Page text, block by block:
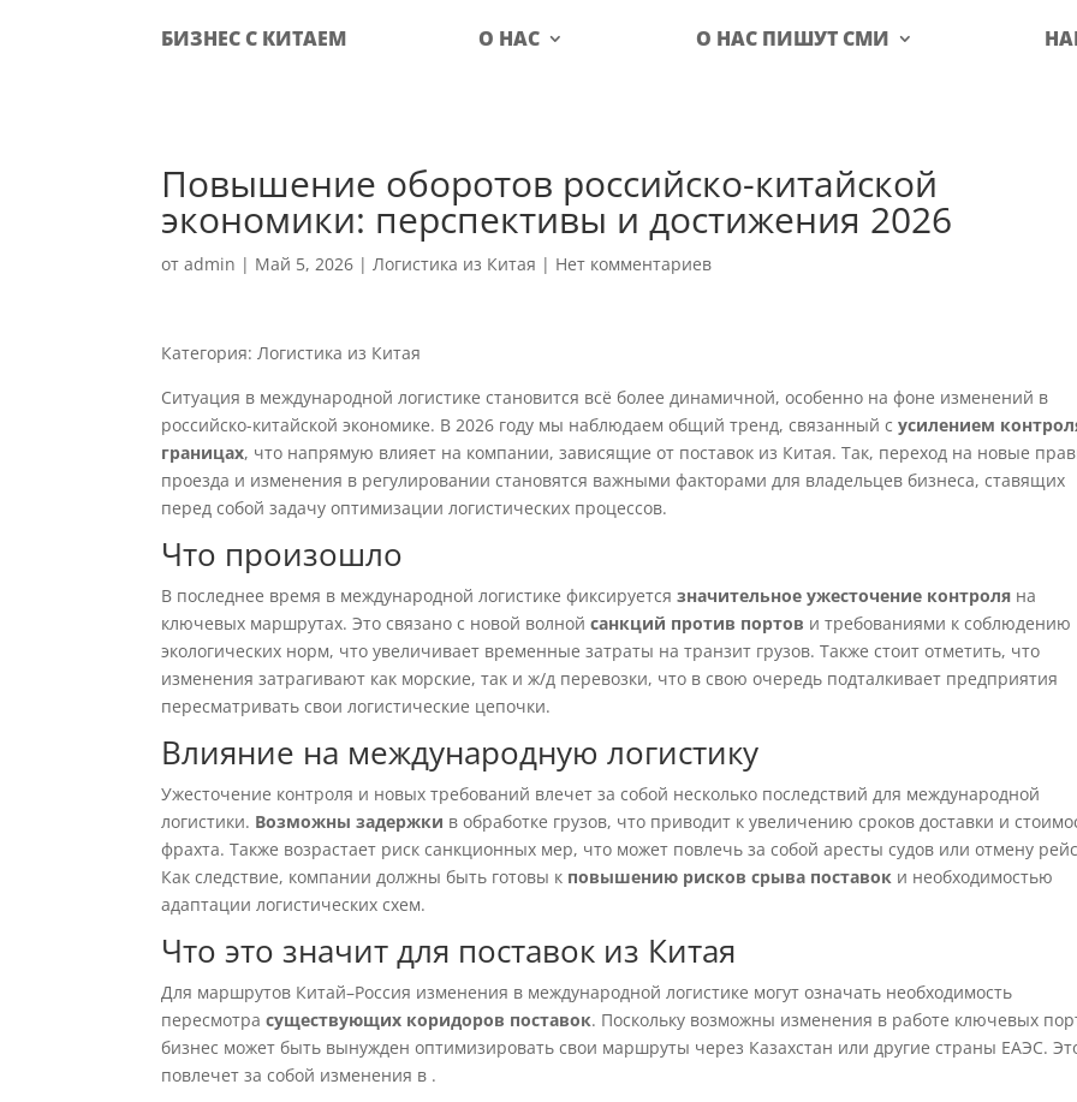
БИЗНЕС С КИТАЕМ О НАС О НАС ПИШУТ СМИ
Повышение оборотов российско-китайской
экономики: перспективы и достижения 2026
отadmin | Май 5, 2026 |Логистика из Китая | Нет комментариев
Категория: Логистика из Китая
Ситуация в международной логистике становится всё более динамичной, особенно на фоне изменений в
российско-китайской экономике. В 2026 году мы наблюдаем общий тренд, связанный сусилением
границах, что напрямую влияет на компании, зависящие от поставок из Китая. Так, переход на новые
проезда и изменения в регулировании становятся важными факторами для владельцев бизнеса, ставящих
перед собой задачу оптимизации логистических процессов.
Что произошло
В последнее время в международной логистике фиксируетсязначительное ужесточение контроля на
ключевых маршрутах. Это связано с новой волнойсанкций против портов и требованиями к соблюдению
экологических норм, что увеличивает временные затраты на транзит грузов. Также стоит отметить, что
изменения затрагивают как морские, так и ж/д перевозки, что в свою очередь подталкивает предприятия
пересматривать свои логистические цепочки.
Влияние на международную логистику
Ужесточение контроля и новых требований влечет за собой несколько последствий для международной
логистики. Возможны задержки в обработке грузов, что приводит к увеличению сроков доставки и
фрахта. Также возрастает риск санкционных мер, что может повлечь за собой аресты судов или отмену
Как следствие, компании должны быть готовы к повышению рисков срыва поставок и необходимостью
адаптации логистических схем.
Что это значит для поставок из Китая
Для маршрутов Китай–Россия изменения в международной логистике могут означать необходимость
пересмотрасуществующих коридоров поставок. Поскольку возможны изменения в работе ключевых
бизнес может быть вынужден оптимизировать свои маршруты через Казахстан или другие страны ЕАЭС.
повлечет за собой изменения в .